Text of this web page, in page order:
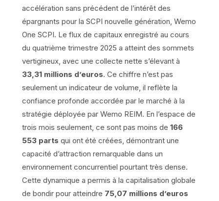
accélération sans précédent de l’intérêt des
épargnants pour la SCPI nouvelle génération, Wemo
One SCPI. Le flux de capitaux enregistré au cours
du quatrième trimestre 2025 a atteint des sommets
vertigineux, avec une collecte nette s’élevant à
33,31 millions d’euros. Ce chiffre n’est pas
seulement un indicateur de volume, il reflète la
confiance profonde accordée par le marché à la
stratégie déployée par Wemo REIM. En l’espace de
trois mois seulement, ce sont pas moins de 166
553 parts qui ont été créées, démontrant une
capacité d’attraction remarquable dans un
environnement concurrentiel pourtant très dense.
Cette dynamique a permis à la capitalisation globale
de bondir pour atteindre 75,07 millions d’euros